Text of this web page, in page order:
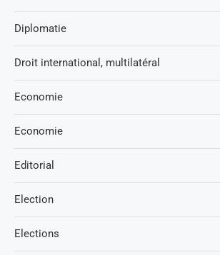
Diplomatie
Droit international, multilatéral
Economie
Economie
Editorial
Election
Elections